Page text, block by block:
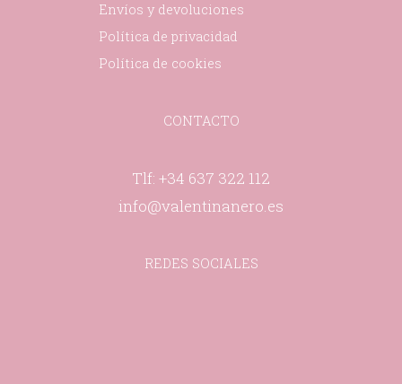
Envíos y devoluciones
Política de privacidad
Política de cookies
CONTACTO
Tlf: +34 637 322 112
info@valentinanero.es
REDES SOCIALES